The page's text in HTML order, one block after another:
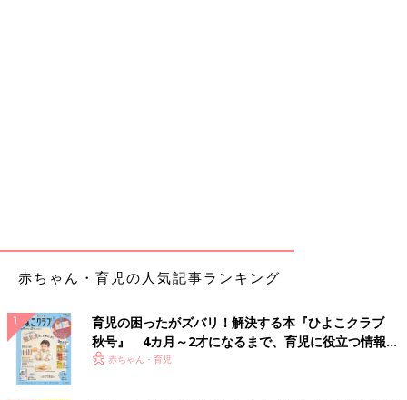
赤ちゃん・育児の人気記事ランキング
育児の困ったがズバリ！解決する本『ひよこクラブ
秋号』 4カ月～2才になるまで、育児に役立つ情報が
いっぱい！
赤ちゃん・育児